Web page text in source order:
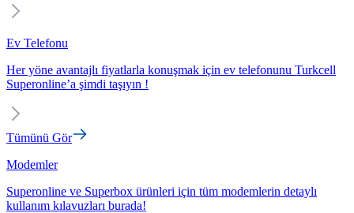
Ev Telefonu
Her yöne avantajlı fiyatlarla konuşmak için ev telefonunu Turkcell
Superonline’a şimdi taşıyın !
Tümünü Gör
Modemler
Superonline ve Superbox ürünleri için tüm modemlerin detaylı
kullanım kılavuzları burada!